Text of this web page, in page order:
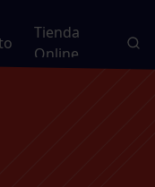
Tienda
Online